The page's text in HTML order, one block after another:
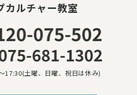
カルチャー教室
17:30(土曜、日曜、祝日は休み)